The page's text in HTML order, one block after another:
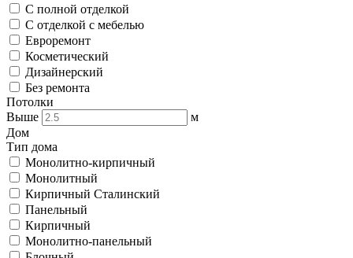
С полной отделкой
С отделкой с мебелью
Евроремонт
Косметический
Дизайнерский
Без ремонта
Потолки
Выше
м
Дом
Тип дома
Монолитно-кирпичный
Монолитный
Кирпичный Сталинский
Панельный
Кирпичный
Монолитно-панельный